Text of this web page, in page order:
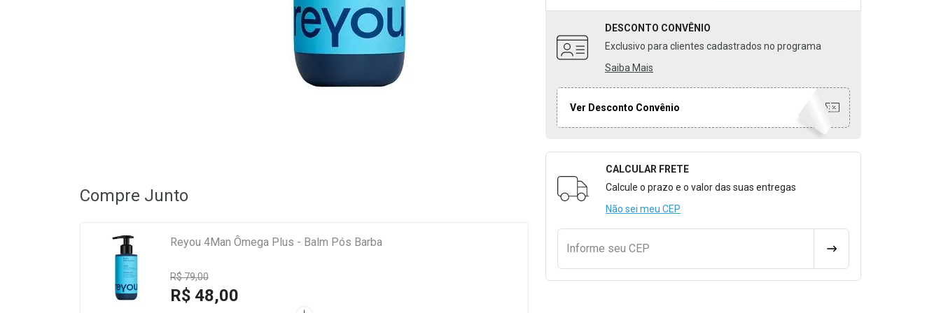
DESCONTO CONVÊNIO
Exclusivo para clientes cadastrados no programa
Saiba Mais
Ver Desconto Convênio
Formulário para Calcular o Frete
CALCULAR FRETE
Calcule o prazo e o valor das suas entregas
Não sei meu CEP
Informe seu CEP CALCULAR FRETE
Compre Junto
Reyou 4Man Ômega Plus - Balm Pós Barba
R$ 79,00
R$ 48,00